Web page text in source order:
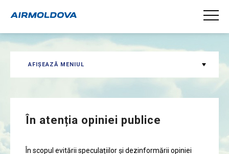
AFIȘEAZĂ MENIUL
În atenția opiniei publice
În scopul evitării speculațiilor și dezinformării opiniei